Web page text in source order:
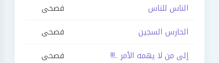
الناس للناس
فصحى
الحارس السجين
فصحى
إلى من لا يهمه الأمر ..!!!
فصحى